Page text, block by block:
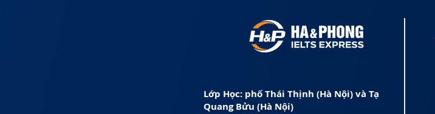
Lớp Học: phố Thái Thịnh (Hà Nội) và Tạ
Quang Bửu (Hà Nội)